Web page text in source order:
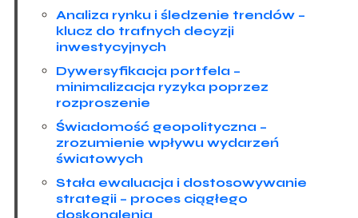
Analiza rynku i śledzenie trendów –
klucz do trafnych decyzji
inwestycyjnych
Dywersyfikacja portfela –
minimalizacja ryzyka poprzez
rozproszenie
Świadomość geopolityczna –
zrozumienie wpływu wydarzeń
światowych
Stała ewaluacja i dostosowywanie
strategii – proces ciągłego
doskonalenia